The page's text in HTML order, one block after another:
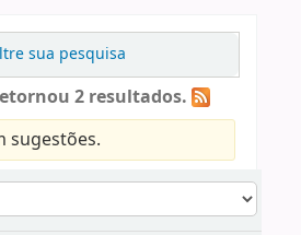
sua pesquisa
2 resultados.
sugestões.